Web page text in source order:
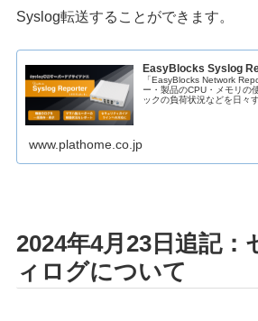
Syslog転送することができます。
EasyBlocks Syslog
「EasyBlocks Network
ー・製品のCPU・メモリの
ックの負荷状況などを日々
www.plathome.co.jp
2024年4月23日追記：
ィログについて